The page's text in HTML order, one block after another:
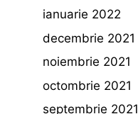
ianuarie 2022
decembrie 2021
noiembrie 2021
octombrie 2021
septembrie 2021